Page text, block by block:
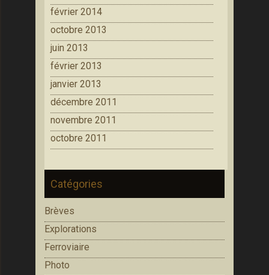
février 2014
octobre 2013
juin 2013
février 2013
janvier 2013
décembre 2011
novembre 2011
octobre 2011
Catégories
Brèves
Explorations
Ferroviaire
Photo